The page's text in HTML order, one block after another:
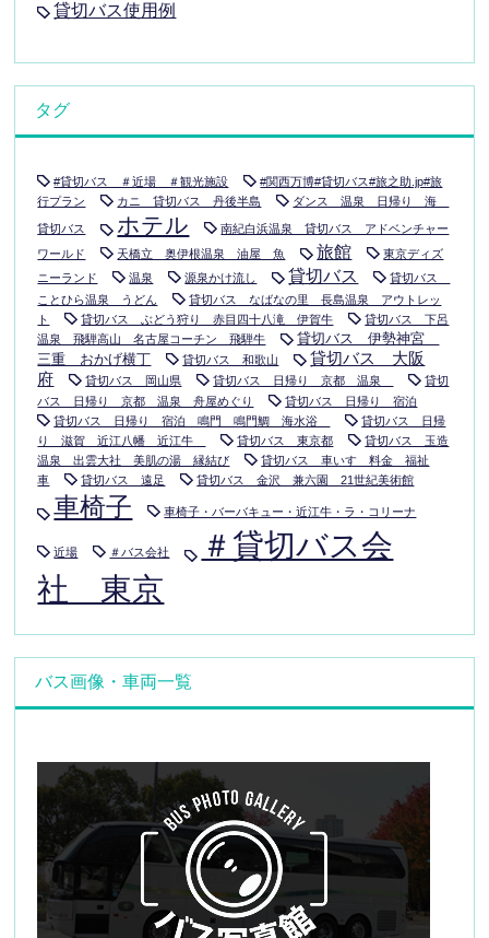
貸切バス使用例
タグ
#貸切バス ＃近場 ＃観光施設
#関西万博#貸切バス#旅之助.jp#旅
行プラン
カニ 貸切バス 丹後半島 ダンス 温泉 日帰り 海
貸切バス ホテル
南紀白浜温泉 貸切バス アドベンチャー
ワールド
天橋立 奥伊根温泉 油屋 魚 旅館
東京ディズ
ニーランド
温泉 源泉かけ流し 貸切バス
貸切バス
ことひら温泉 うどん
貸切バス なばなの里 長島温泉 アウトレッ
ト
貸切バス ぶどう狩り 赤目四十八滝 伊賀牛
貸切バス 下呂
温泉 飛騨高山 名古屋コーチン 飛騨牛
貸切バス 伊勢神宮
三重 おかげ横丁
貸切バス 和歌山
貸切バス 大阪
府
貸切バス 岡山県 貸切バス 日帰り 京都 温泉
貸切
バス 日帰り 京都 温泉 舟屋めぐり
貸切バス 日帰り 宿泊
貸切バス 日帰り 宿泊 鳴門 鳴門鯛 海水浴
貸切バス 日帰
り 滋賀 近江八幡 近江牛
貸切バス 東京都
貸切バス 玉造
温泉 出雲大社 美肌の湯 縁結び
貸切バス 車いす 料金 福祉
車
貸切バス 遠足 貸切バス 金沢 兼六園 21世紀美術館
車椅子 車椅子・バーバキュー・近江牛・ラ・コリーナ
近場 ＃バス会社
＃貸切バス会
社 東京
バス画像・車両一覧